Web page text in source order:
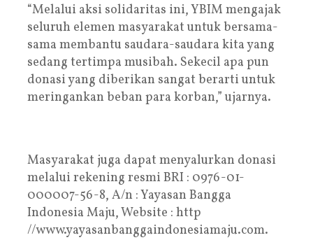
“Melalui aksi solidaritas ini, YBIM mengajak
seluruh elemen masyarakat untuk bersama-
sama membantu saudara-saudara kita yang
sedang tertimpa musibah. Sekecil apa pun
donasi yang diberikan sangat berarti untuk
meringankan beban para korban,” ujarnya.
Masyarakat juga dapat menyalurkan donasi
melalui rekening resmi BRI : 0976-01-
000007-56-8, A/n : Yayasan Bangga
Indonesia Maju, Website : http
//www.yayasanbanggaindonesiamaju.com.